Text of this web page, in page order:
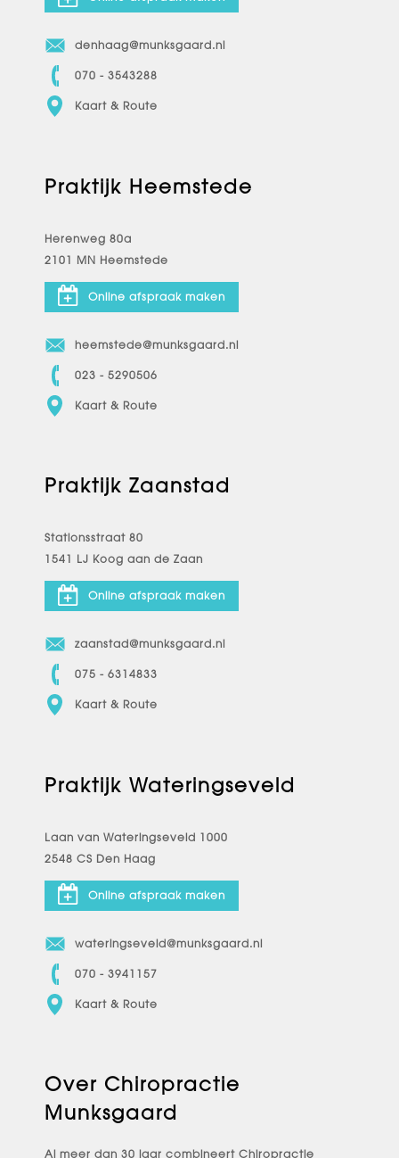
denhaag@munksgaard.nl
070 - 3543288
Kaart & Route
Praktijk Heemstede
Herenweg 80a
2101 MN Heemstede
Online afspraak maken
heemstede@munksgaard.nl
023 - 5290506
Kaart & Route
Praktijk Zaanstad
Stationsstraat 80
1541 LJ Koog aan de Zaan
Online afspraak maken
zaanstad@munksgaard.nl
075 - 6314833
Kaart & Route
Praktijk Wateringseveld
Laan van Wateringseveld 1000
2548 CS Den Haag
Online afspraak maken
wateringseveld@munksgaard.nl
070 - 3941157
Kaart & Route
Over Chiropractie
Munksgaard
Al meer dan 30 jaar combineert Chiropractie